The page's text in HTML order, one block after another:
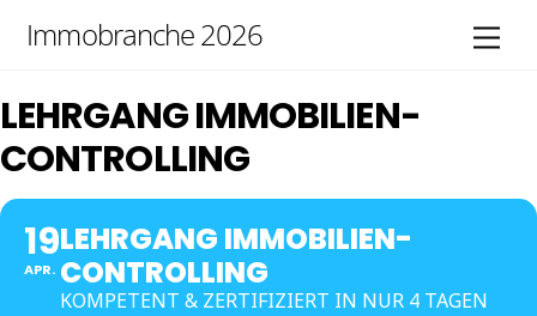
Immobranche 2026
LEHRGANG IMMOBILIEN-
CONTROLLING
19
APR.
LEHRGANG IMMOBILIEN-
CONTROLLING
KOMPETENT & ZERTIFIZIERT IN NUR 4 TAGEN